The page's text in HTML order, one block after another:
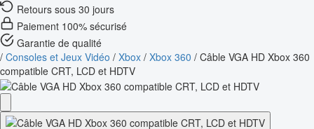
Retours sous 30 jours
Paiement 100% sécurisé
Garantie de qualité
/ Consoles et Jeux Vidéo / Xbox / Xbox 360 / Câble VGA HD Xbox 360
compatible CRT, LCD et HDTV